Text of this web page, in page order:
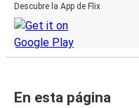
Descubre la App de Flix
En esta página